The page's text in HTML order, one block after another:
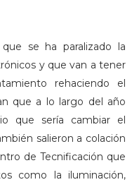
se ha paralizado la
y que van a tener
rehaciendo el
que a lo largo del año
que sería cambiar el
salieron a colación
de Tecnificación que
como la iluminación,